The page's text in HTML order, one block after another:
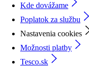
Kde dovážame
Poplatok za službu
Nastavenia cookies
Možnosti platby
Tesco.sk